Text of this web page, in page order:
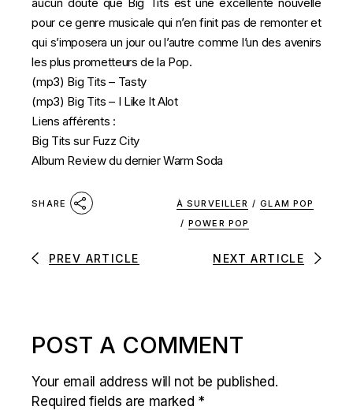
pour ce genre musicale qui n’en finit pas de remonter et
qui s’imposera un jour ou l’autre comme l’un des avenirs
les plus prometteurs de la Pop.
(mp3) Big Tits – Tasty
(mp3) Big Tits – I Like It Alot
Liens afférents :
Big Tits sur Fuzz City
Album Review du dernier Warm Soda
SHARE À SURVEILLER / GLAM POP
/ POWER POP
PREV ARTICLE NEXT ARTICLE
POST A COMMENT
Your email address will not be published.
Required fields are marked *